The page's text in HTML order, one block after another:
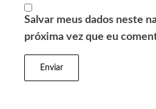
Salvar meus dados neste
próxima vez que eu